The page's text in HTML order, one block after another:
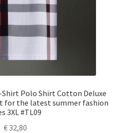
Shirt Polo Shirt Cotton Deluxe
for the latest summer fashion
3XL #TL09
€32,80